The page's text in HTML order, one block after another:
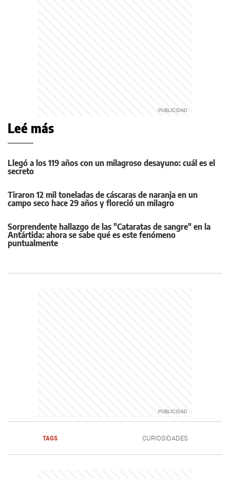
Leé más
Llegó a los 119 años con un milagroso desayuno: cuál es el
secreto
Tiraron 12 mil toneladas de cáscaras de naranja en un
campo seco hace 29 años y floreció un milagro
Sorprendente hallazgo de las "Cataratas de sangre" en la
Antártida: ahora se sabe qué es este fenómeno
puntualmente
TAGS CURIOSIDADES